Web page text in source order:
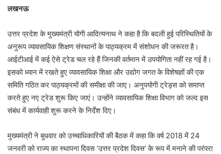
लखनऊ
उत्तर प्रदेश के मुख्यमंत्री योगी आदित्यनाथ ने कहा है कि बदली हुई परिस्थितियों के
अनुरूप व्यावसायिक शिक्षण संस्थानों के पाठ्यक्रम में संशोधन की जरूरत है।
आईटीआई में कई ऐसे ट्रेड चल रहे हैं जिनकी वर्तमान में उपयोगिता नहीं रह गई है।
इसको ध्यान में रखते हुए व्यावसायिक शिक्षा और उद्योग जगत के विशेषज्ञों की एक
समिति गठित कर पाठ्यक्रमों की समीक्षा की जाए। अनुपयोगी ट्रेड्स को समाप्त
करते हुए नए ट्रेड शुरू किए जाएं। उन्होंने व्यावसायिक शिक्षा विभाग को जल्द इस
संबंध में कार्यवाही शुरू करने के निर्देश दिए।
मुख्यमंत्री ने बुधवार को उच्चाधिकारियों की बैठक में कहा कि वर्ष 2018 में 24
जनवरी को राज्य का स्थापना दिवस ‘उत्तर प्रदेश दिवस’ के रूप में मनाने की परंपरा